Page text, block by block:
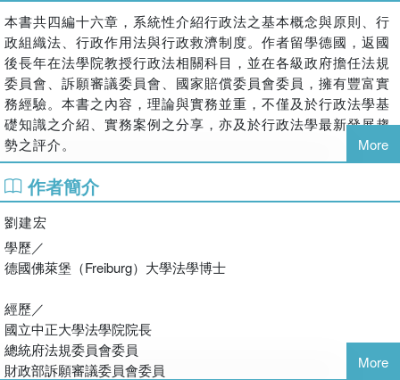
本書共四編十六章，系統性介紹行政法之基本概念與原則、行
政組織法、行政作用法與行政救濟制度。作者留學德國，返國
後長年在法學院教授行政法相關科目，並在各級政府擔任法規
委員會、訴願審議委員會、國家賠償委員會委員，擁有豐富實
務經驗。本書之內容，理論與實務並重，不僅及於行政法學基
礎知識之介紹、實務案例之分享，亦及於行政法學最新發展趨
勢之評介。
More
作者簡介
劉建宏
學歷／
德國佛萊堡（Freiburg）大學法學博士
經歷／
國立中正大學法學院院長
總統府法規委員會委員
財政部訴願審議委員會委員
More